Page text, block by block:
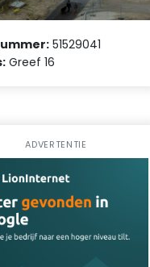
51529041
Greef 16
ADVERTENTIE